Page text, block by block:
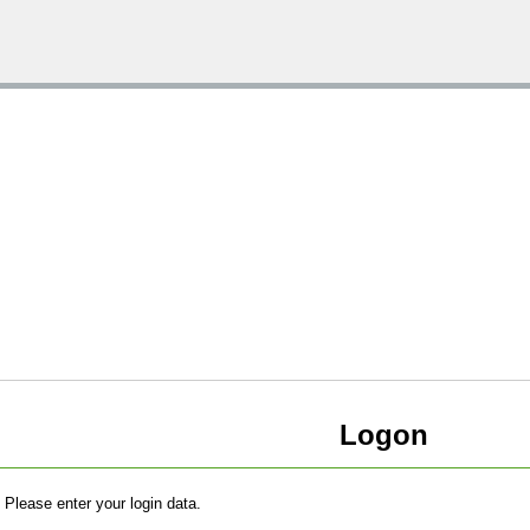
Logon
Please enter your login data.